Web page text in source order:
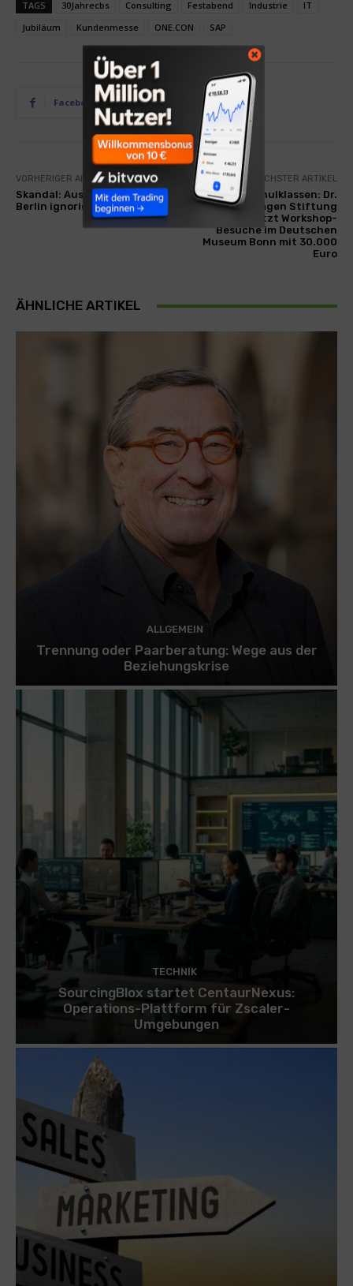
TAGS 30Jahrecbs Consulting Festabend Industrie
IT
Jubiläum
Kundenmesse ONE.CON SAP
Facebook Twitter
VORHERIGER ARTIKEL
Skandal: Ausländerbehörde
Berlin ignoriert Urteil
NÄCHSTER ARTIKEL
Spende für Schulklassen: Dr.
Reinold Hagen Stiftung
unterstützt Workshop-
Besuche im Deutschen
Museum Bonn mit 30.000
Euro
ÄHNLICHE ARTIKEL
ALLGEMEIN
Trennung oder Paarberatung: Wege aus der
Beziehungskrise
TECHNIK
SourcingBlox startet CentaurNexus:
Operations-Plattform für Zscaler-
Umgebungen